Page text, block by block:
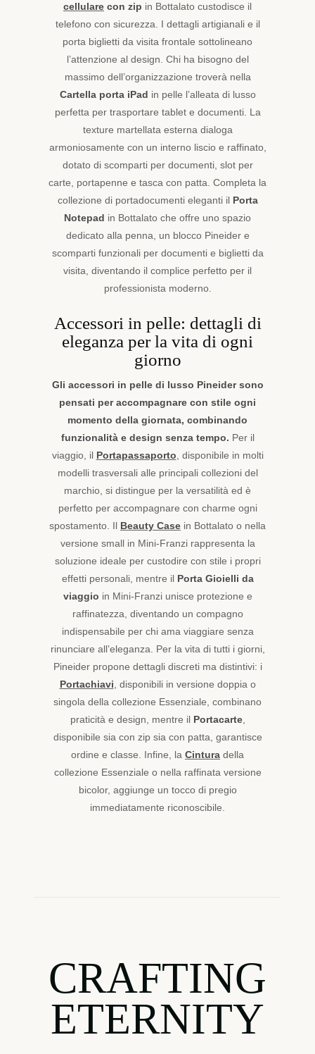
cellulare con zip in Bottalato custodisce il
telefono con sicurezza. I dettagli artigianali e il
porta biglietti da visita frontale sottolineano
l’attenzione al design. Chi ha bisogno del
massimo dell’organizzazione troverà nella
Cartella porta iPad in pelle l’alleata di lusso
perfetta per trasportare tablet e documenti. La
texture martellata esterna dialoga
armoniosamente con un interno liscio e raffinato,
dotato di scomparti per documenti, slot per
carte, portapenne e tasca con patta. Completa la
collezione di portadocumenti eleganti il Porta
Notepad in Bottalato che offre uno spazio
dedicato alla penna, un blocco Pineider e
scomparti funzionali per documenti e biglietti da
visita, diventando il complice perfetto per il
professionista moderno.
Accessori in pelle: dettagli di
eleganza per la vita di ogni
giorno
Gli accessori in pelle di lusso Pineider sono
pensati per accompagnare con stile ogni
momento della giornata, combinando
funzionalità e design senza tempo. Per il
viaggio, il Portapassaporto, disponibile in molti
modelli trasversali alle principali collezioni del
marchio, si distingue per la versatilità ed è
perfetto per accompagnare con charme ogni
spostamento. Il Beauty Case in Bottalato o nella
versione small in Mini-Franzi rappresenta la
soluzione ideale per custodire con stile i propri
effetti personali, mentre il Porta Gioielli da
viaggio in Mini-Franzi unisce protezione e
raffinatezza, diventando un compagno
indispensabile per chi ama viaggiare senza
rinunciare all’eleganza. Per la vita di tutti i giorni,
Pineider propone dettagli discreti ma distintivi: i
Portachiavi, disponibili in versione doppia o
singola della collezione Essenziale, combinano
praticità e design, mentre il Portacarte,
disponibile sia con zip sia con patta, garantisce
ordine e classe. Infine, la Cintura della
collezione Essenziale o nella raffinata versione
bicolor, aggiunge un tocco di pregio
immediatamente riconoscibile.
CRAFTING
ETERNITY